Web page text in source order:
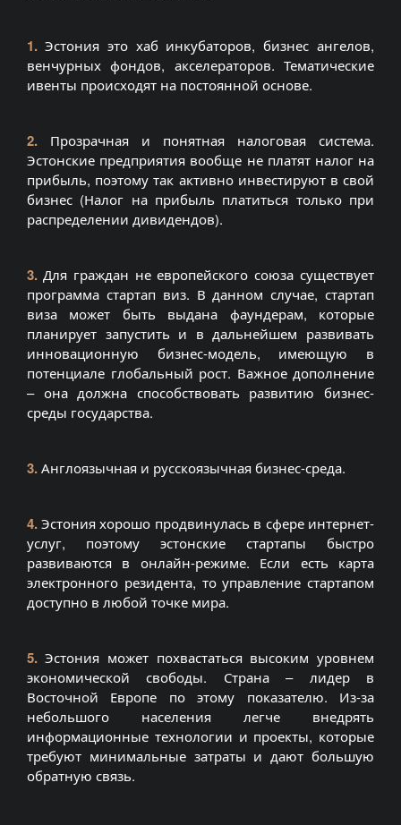
1. Эстония это хаб инкубаторов, бизнес ангелов,
венчурных фондов, акселераторов. Тематические
ивенты происходят на постоянной основе.
2. Прозрачная и понятная налоговая система.
Эстонские предприятия вообще не платят налог на
прибыль, поэтому так активно инвестируют в свой
бизнес (Налог на прибыль платиться только при
распределении дивидендов).
3. Для граждан не европейского союза существует
программа стартап виз. В данном случае, стартап
виза может быть выдана фаундерам, которые
планирует запустить и в дальнейшем развивать
инновационную бизнес-модель, имеющую в
потенциале глобальный рост. Важное дополнение
– она должна способствовать развитию бизнес-
среды государства.
3.Англоязычная и русскоязычная бизнес-среда.
4.Эстония хорошо продвинулась в сфере интернет-
услуг, поэтому эстонские стартапы быстро
развиваются в онлайн-режиме. Если есть карта
электронного резидента, то управление стартапом
доступно в любой точке мира.
5. Эстония может похвастаться высоким уровнем
экономической свободы. Страна – лидер в
Восточной Европе по этому показателю. Из-за
небольшого населения легче внедрять
информационные технологии и проекты, которые
требуют минимальные затраты и дают большую
обратную связь.